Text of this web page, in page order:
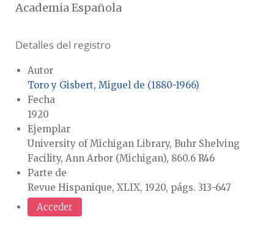
Academia Española
Detalles del registro
Autor
Toro y Gisbert, Miguel de (1880-1966)
Fecha
1920
Ejemplar
University of Michigan Library, Buhr Shelving
Facility, Ann Arbor (Michigan), 860.6 R46
Parte de
Revue Hispanique, XLIX, 1920, págs. 313-647
Acceder